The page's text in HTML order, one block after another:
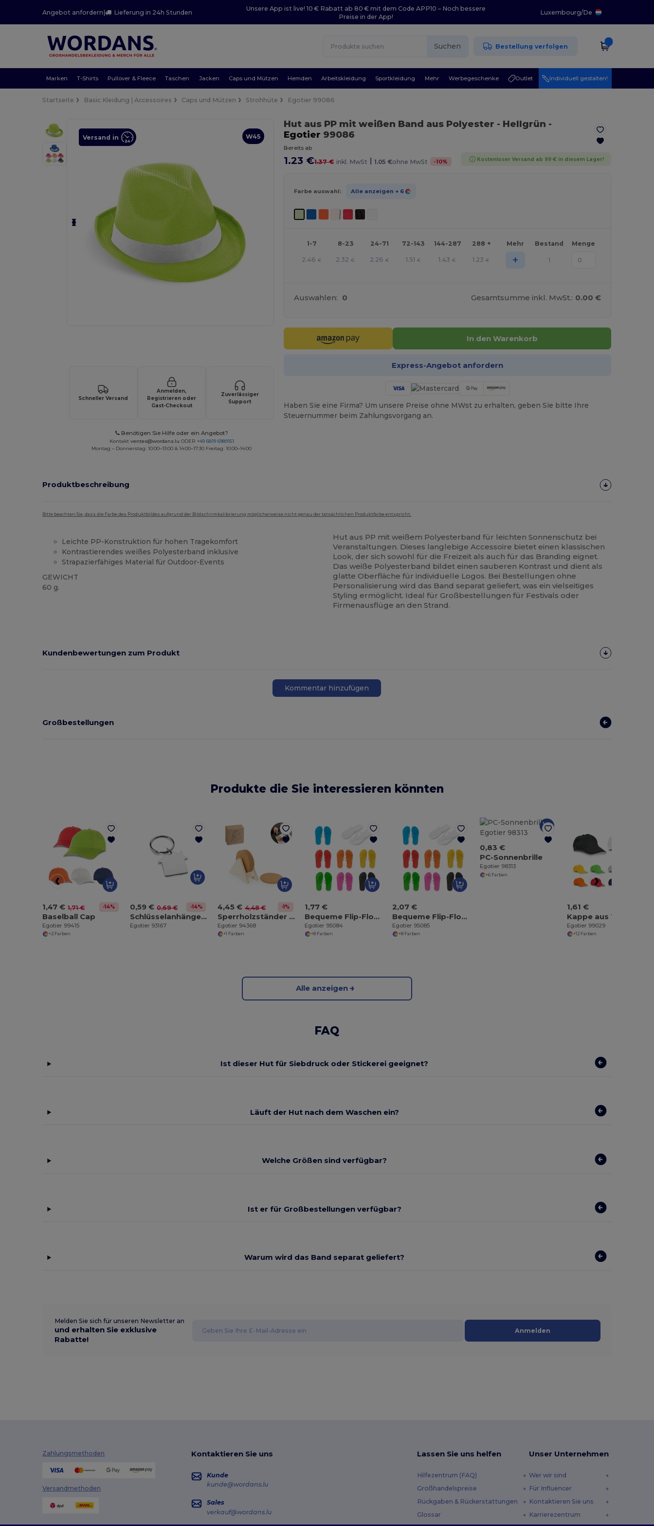
Angebot anfordern| Lieferung in 24h Stunden
Unsere App ist live! 10 € Rabatt ab 80 € mit dem Code APP10 – Noch bessere
Preise in der App!
Luxembourg/De
Suchen Bestellung verfolgen
Marken T-Shirts Pullover & Fleece Taschen Jacken Caps und Mützen Hemden Arbeitskleidung Sportkleidung Mehr Werbegeschenke Outlet Individuell gestalten!
Startseite Basic Kleidung | Accessoires Caps und Mützen Strohhüte Egotier 99086
W45
Versand in
Schneller Versand
Anmelden,
Registrieren oder
Gast-Checkout
Zuverlässiger
Support
Benötigen Sie Hilfe oder ein Angebot?
Kontakt ventes@wordans.lu ODER +49 6819 6989151
Montag – Donnerstag: 10:00–13:00 & 14:00–17:30 Freitag: 10:00–14:00
Hut aus PP mit weißen Band aus Polyester - Hellgrün -
Egotier 99086
Bereits ab
1.23 €1.37 € inkl. MwSt | 1.05 €ohne MwSt -10% Kostenloser Versand ab 99 € in diesem Lager!
Farbe auswahl: Alle anzeigen + 6
1-7 8-23 24-71 72-143 144-287 288 + Mehr Bestand Menge
2.46 € 2.32 € 2.26 € 1.51 € 1.43 € 1.23 € + 1
Auswahlen: 0 Gesamtsumme inkl. MwSt.: 0.00 €
In den Warenkorb
Express-Angebot anfordern
Haben Sie eine Firma? Um unsere Preise ohne MWst zu erhalten, geben Sie bitte Ihre
Steuernummer beim Zahlungsvorgang an.
Produktbeschreibung
Bitte beachten Sie, dass die Farbe des Produktbildes aufgrund der Bildschirmkalibrierung möglicherweise nicht genau der tatsächlichen Produktfarbe entspricht.
Leichte PP-Konstruktion für hohen Tragekomfort
Kontrastierendes weißes Polyesterband inklusive
Strapazierfähiges Material für Outdoor-Events
GEWICHT
60 g.
Hut aus PP mit weißem Polyesterband für leichten Sonnenschutz bei
Veranstaltungen. Dieses langlebige Accessoire bietet einen klassischen
Look, der sich sowohl für die Freizeit als auch für das Branding eignet.
Das weiße Polyesterband bildet einen sauberen Kontrast und dient als
glatte Oberfläche für individuelle Logos. Bei Bestellungen ohne
Personalisierung wird das Band separat geliefert, was ein vielseitiges
Styling ermöglicht. Ideal für Großbestellungen für Festivals oder
Firmenausflüge an den Strand.
Kundenbewertungen zum Produkt
Kommentar hinzufügen
Großbestellungen
Produkte die Sie interessieren könnten
1,47 € 1,71 € -14%
Baselball Cap
Egotier 99415
+2 Farben
0,59 € 0,69 € -14%
Schlüsselanhänger aus Aluminium
Egotier 93167
4,45 € 4,48 € -1%
Sperrholzständer mit 6 Korkuntersetzern
Egotier 94368
+1 Farben
1,77 €
Bequeme Flip-Flops mit PE-Sohle und PVC-Riemen
Egotier 95084
+8 Farben
2,07 €
Bequeme Flip-Flops mit PE-Sohle und PVC-Riemen
Egotier 95085
+8 Farben
0,83 €
PC-Sonnenbrille
Egotier 98313
+6 Farben
1,61 €
Egotier 99029
+12 Farben
Alle anzeigen
FAQ
Ist dieser Hut für Siebdruck oder Stickerei geeignet?
Läuft der Hut nach dem Waschen ein?
Welche Größen sind verfügbar?
Ist er für Großbestellungen verfügbar?
Warum wird das Band separat geliefert?
Melden Sie sich für unseren Newsletter an
und erhalten Sie exklusive
Rabatte!
Anmelden
Zahlungsmethoden
Versandmethoden
Kontaktieren Sie uns
Kunde
kunde@wordans.lu
Sales
verkauf@wordans.lu
Lassen Sie uns helfen
Hilfezentrum (FAQ)
Großhandelspreise
Rückgaben & Rückerstattungen
Glossar
Unser Unternehmen
Wer wir sind
Für Influencer
Kontaktieren Sie uns
Karrierezentrum